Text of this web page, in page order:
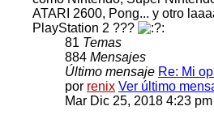
ATARI 2600, Pong... y otro
PlayStation 2 ???
81 Temas
884 Mensajes
Último mensaje Re: Mi
por renix Ver último
Mar Dic 25, 2018 4:23 pm